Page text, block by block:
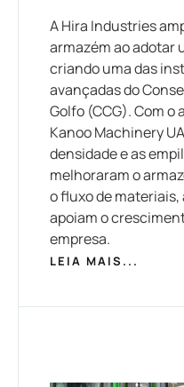
A Hira Industries
armazém ao adotar
criando uma das
avançadas do
Golfo (CCG). Com o
Kanoo Machinery
densidade e as
melhoraram o
o fluxo de
apoiam o
empresa.
LEIA MAIS...